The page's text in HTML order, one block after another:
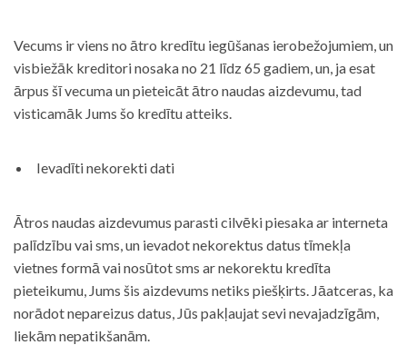
Vecums ir viens no ātro kredītu iegūšanas ierobežojumiem, un
visbiežāk kreditori nosaka no 21 līdz 65 gadiem, un, ja esat
ārpus šī vecuma un pieteicāt ātro naudas aizdevumu, tad
visticamāk Jums šo kredītu atteiks.
Ievadīti nekorekti dati
Ātros naudas aizdevumus parasti cilvēki piesaka ar interneta
palīdzību vai sms, un ievadot nekorektus datus tīmekļa
vietnes formā vai nosūtot sms ar nekorektu kredīta
pieteikumu, Jums šis aizdevums netiks piešķirts. Jāatceras, ka
norādot nepareizus datus, Jūs pakļaujat sevi nevajadzīgām,
liekām nepatikšanām.